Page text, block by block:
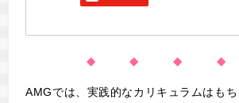
◆ ◆ ◆ ◆
AMGでは、実践的なカリキュラムはも